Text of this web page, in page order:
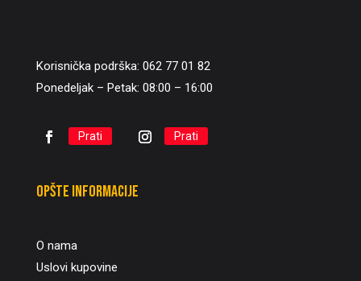
Korisnička podrška: 062 77 01 82
Ponedeljak – Petak: 08:00 – 16:00
Prati Prati
Opšte informacije
O nama
Uslovi kupovine